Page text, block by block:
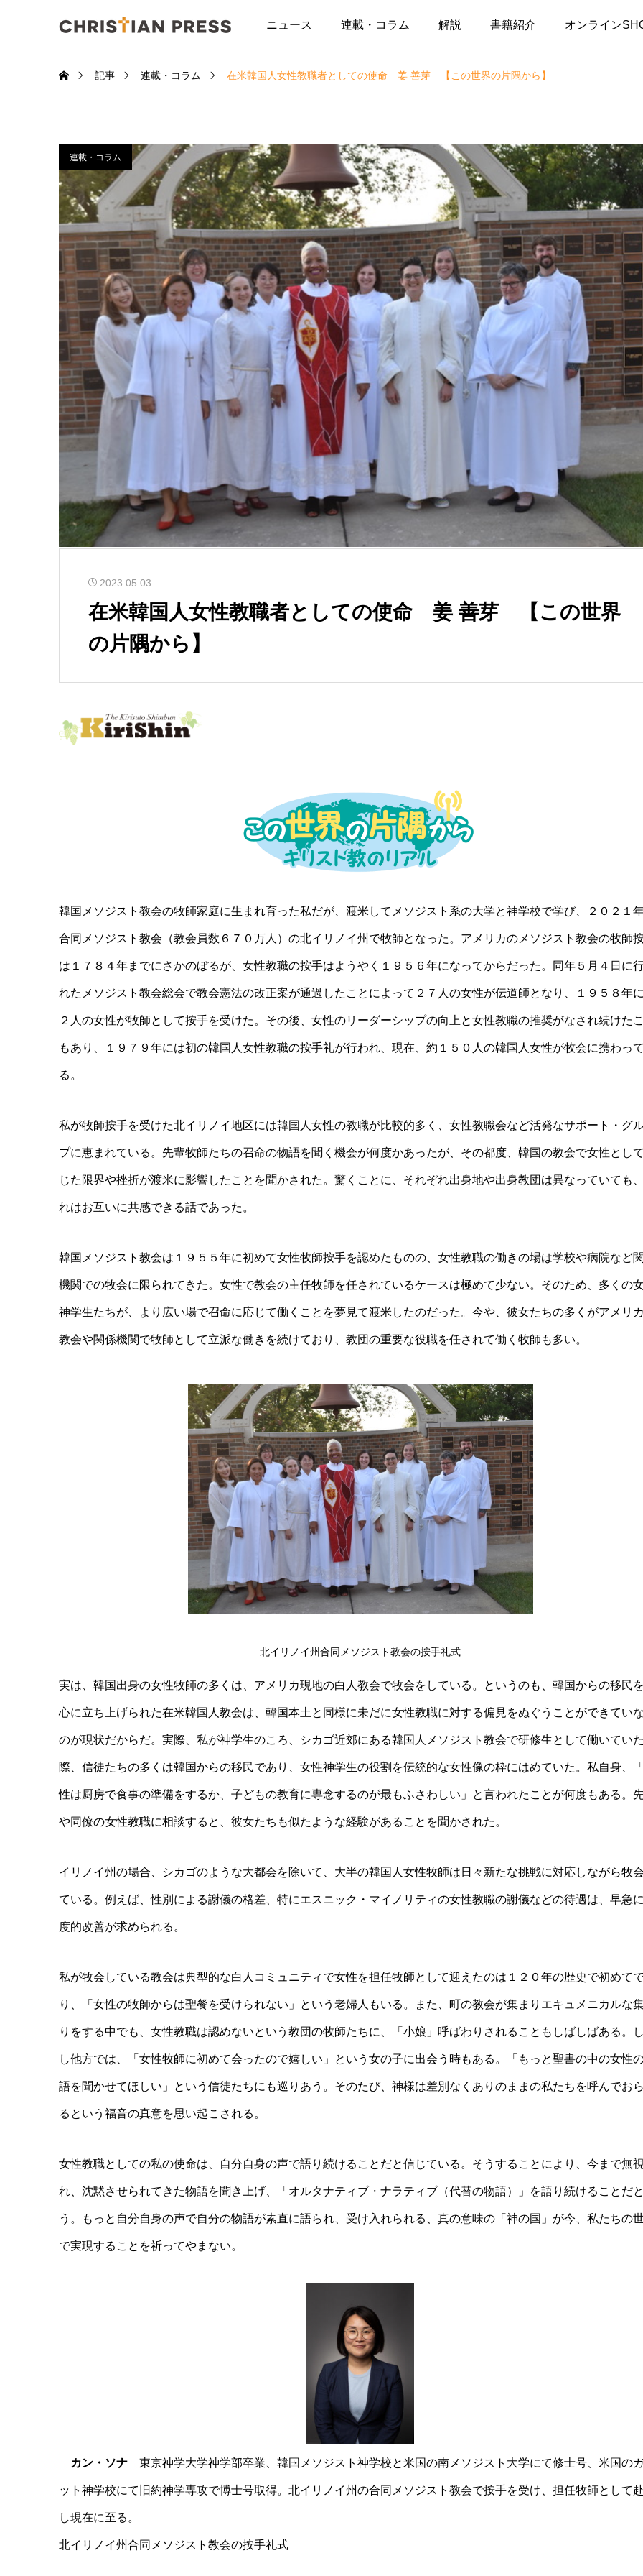
ニュース 連載・コラム 解説 書籍紹介 オンライン
記事 連載・コラム 在米韓国人女性教職者としての使命 姜 善芽 【この世界の片隅から】
連載・コラム
2023.05.03
在米韓国人女性教職者としての使命 姜 善芽 【この世界
の片隅から】
韓国メソジスト教会の牧師家庭に生まれ育った私だが、渡米してメソジスト系の大学と神学校で学び、２０２１
合同メソジスト教会（教会員数６７０万人）の北イリノイ州で牧師となった。アメリカのメソジスト教会の牧師
は１７８４年までにさかのぼるが、女性教職の按手はようやく１９５６年になってからだった。同年５月４日に
れたメソジスト教会総会で教会憲法の改正案が通過したことによって２７人の女性が伝道師となり、１９５８年
２人の女性が牧師として按手を受けた。その後、女性のリーダーシップの向上と女性教職の推奨がなされ続けた
もあり、１９７９年には初の韓国人女性教職の按手礼が行われ、現在、約１５０人の韓国人女性が牧会に携わっ
る。
私が牧師按手を受けた北イリノイ地区には韓国人女性の教職が比較的多く、女性教職会など活発なサポート・グ
プに恵まれている。先輩牧師たちの召命の物語を聞く機会が何度かあったが、その都度、韓国の教会で女性とし
じた限界や挫折が渡米に影響したことを聞かされた。驚くことに、それぞれ出身地や出身教団は異なっていても
れはお互いに共感できる話であった。
韓国メソジスト教会は１９５５年に初めて女性牧師按手を認めたものの、女性教職の働きの場は学校や病院など
機関での牧会に限られてきた。女性で教会の主任牧師を任されているケースは極めて少ない。そのため、多くの
神学生たちが、より広い場で召命に応じて働くことを夢見て渡米したのだった。今や、彼女たちの多くがアメリ
教会や関係機関で牧師として立派な働きを続けており、教団の重要な役職を任されて働く牧師も多い。
北イリノイ州合同メソジスト教会の按手礼式
実は、韓国出身の女性牧師の多くは、アメリカ現地の白人教会で牧会をしている。というのも、韓国からの移民
心に立ち上げられた在米韓国人教会は、韓国本土と同様に未だに女性教職に対する偏見をぬぐうことができてい
のが現状だからだ。実際、私が神学生のころ、シカゴ近郊にある韓国人メソジスト教会で研修生として働いていた
際、信徒たちの多くは韓国からの移民であり、女性神学生の役割を伝統的な女性像の枠にはめていた。私自身、
性は厨房で食事の準備をするか、子どもの教育に専念するのが最もふさわしい」と言われたことが何度もある。
や同僚の女性教職に相談すると、彼女たちも似たような経験があることを聞かされた。
イリノイ州の場合、シカゴのような大都会を除いて、大半の韓国人女性牧師は日々新たな挑戦に対応しながら牧
ている。例えば、性別による謝儀の格差、特にエスニック・マイノリティの女性教職の謝儀などの待遇は、早急
度的改善が求められる。
私が牧会している教会は典型的な白人コミュニティで女性を担任牧師として迎えたのは１２０年の歴史で初めて
り、「女性の牧師からは聖餐を受けられない」という老婦人もいる。また、町の教会が集まりエキュメニカルな
りをする中でも、女性教職は認めないという教団の牧師たちに、「小娘」呼ばわりされることもしばしばある。
し他方では、「女性牧師に初めて会ったので嬉しい」という女の子に出会う時もある。「もっと聖書の中の女性
語を聞かせてほしい」という信徒たちにも巡りあう。そのたび、神様は差別なくありのままの私たちを呼んでお
るという福音の真意を思い起こされる。
女性教職としての私の使命は、自分自身の声で語り続けることだと信じている。そうすることにより、今まで無
れ、沈黙させられてきた物語を聞き上げ、「オルタナティブ・ナラティブ（代替の物語）」を語り続けることだ
う。もっと自分自身の声で自分の物語が素直に語られ、受け入れられる、真の意味の「神の国」が今、私たちの
で実現することを祈ってやまない。
カン・ソナ 東京神学大学神学部卒業、韓国メソジスト神学校と米国の南メソジスト大学にて修士号、米国の
ット神学校にて旧約神学専攻で博士号取得。北イリノイ州の合同メソジスト教会で按手を受け、担任牧師として
し現在に至る。
北イリノイ州合同メソジスト教会の按手礼式